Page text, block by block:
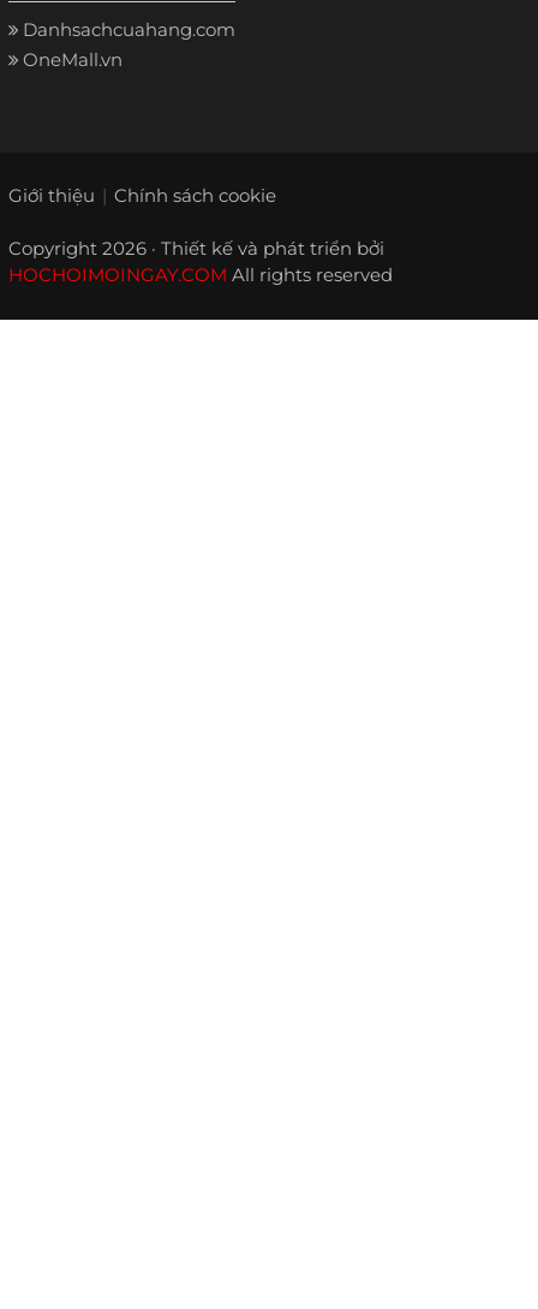
Danhsachcuahang.com
OneMall.vn
Giới thiệu Chính sách cookie
Copyright 2026 · Thiết kế và phát triển bởi
HOCHOIMOINGAY.COM All rights reserved